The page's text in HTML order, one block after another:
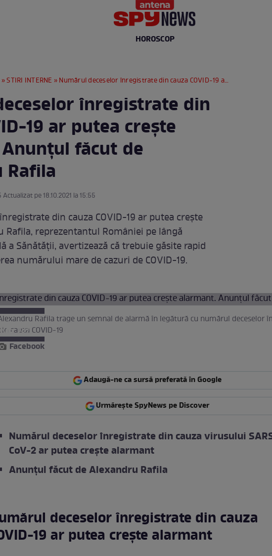
HOROSCOP
»STIRI INTERNE » Numărul deceselor înregistrate din cauza COVID-19 ar putea crește alarmant. Anunțul făcut de Alexandru Rafila
înregistrate din
19 ar putea crește
făcut de
pe 18.10.2021 la 15:55
din cauza COVID-19 ar putea crește
Rafila, reprezentantul României pe lângă
a Sănătății, avertizează că trebuie găsite rapid
numărului mare de cazuri de COVID-19.
(3)
Rafila trage un semnal de alarmă în legătură cu numărul deceselor
cauza COVID-19
Facebook
Adaugă-ne ca sursă preferată în Google
Urmărește SpyNews pe Discover
Numărul deceselor înregistrate din cauza virusului
CoV-2 ar putea crește alarmant
Anunțul făcut de Alexandru Rafila
deceselor înregistrate din cauza
19 ar putea crește alarmant